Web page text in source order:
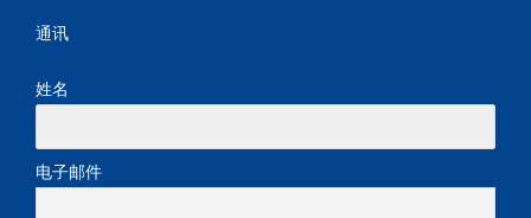
通讯
姓名
电子邮件